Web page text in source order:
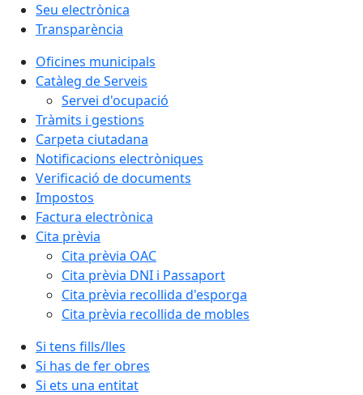
Seu electrònica
Transparència
Oficines municipals
Catàleg de Serveis
Servei d'ocupació
Tràmits i gestions
Carpeta ciutadana
Notificacions electròniques
Verificació de documents
Impostos
Factura electrònica
Cita prèvia
Cita prèvia OAC
Cita prèvia DNI i Passaport
Cita prèvia recollida d'esporga
Cita prèvia recollida de mobles
Si tens fills/lles
Si has de fer obres
Si ets una entitat